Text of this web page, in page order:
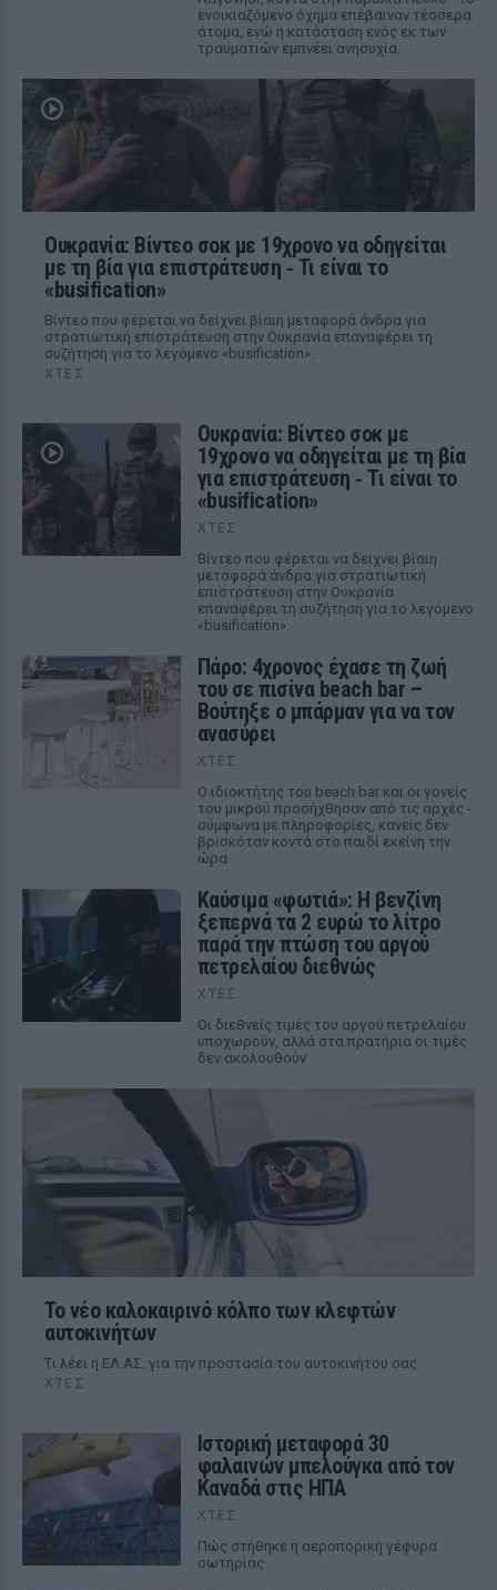
ενοικιαζόμενο όχημα επέβαιναν τέσσερα
άτομα, ενώ η κατάσταση ενός εκ των
τραυματιών εμπνέει ανησυχία.
Ουκρανία: Βίντεο σοκ με 19χρονο να οδηγείται
με τη βία για επιστράτευση ‑ Τι είναι το
«busification»
Βίντεο που φέρεται να δείχνει βίαιη μεταφορά άνδρα για
στρατιωτική επιστράτευση στην Ουκρανία επαναφέρει τη
συζήτηση για το λεγόμενο «busification».
ΧΤΕΣ
Ουκρανία: Βίντεο σοκ με
19χρονο να οδηγείται με τη βία
για επιστράτευση ‑ Τι είναι το
«busification»
ΧΤΕΣ
Βίντεο που φέρεται να δείχνει βίαιη
μεταφορά άνδρα για στρατιωτική
επιστράτευση στην Ουκρανία
επαναφέρει τη συζήτηση για το λεγόμενο
«busification».
Πάρο: 4χρονος έχασε τη ζωή
του σε πισίνα beach bar –
Βούτηξε ο μπάρμαν για να τον
ανασύρει
ΧΤΕΣ
Ο ιδιοκτήτης του beach bar και οι γονείς
του μικρού προσήχθησαν από τις αρχές -
σύμφωνα με πληροφορίες, κανείς δεν
βρισκόταν κοντά στο παιδί εκείνη την
ώρα
Καύσιμα «φωτιά»: Η βενζίνη
ξεπερνά τα 2 ευρώ το λίτρο
παρά την πτώση του αργού
πετρελαίου διεθνώς
ΧΤΕΣ
Οι διεθνείς τιμές του αργού πετρελαίου
υποχωρούν, αλλά στα πρατήρια οι τιμές
δεν ακολουθούν
Το νέο καλοκαιρινό κόλπο των κλεφτών
αυτοκινήτων
Tι λέει η ΕΛ.ΑΣ. για την προστασία του αυτοκινήτου σας
ΧΤΕΣ
Ιστορική μεταφορά 30
φαλαινών μπελούγκα από τον
Καναδά στις ΗΠΑ
ΧΤΕΣ
Πώς στήθηκε η αεροπορική γέφυρα
σωτηρίας